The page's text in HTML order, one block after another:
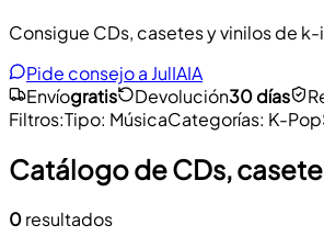
Consigue CDs, casetes y vinilos de
Pide consejo a JulIAIA
Envíogratis Devolución30 días
Filtros:Tipo: MúsicaCategorías: K-Pop
Catálogo de CDs,
0resultados